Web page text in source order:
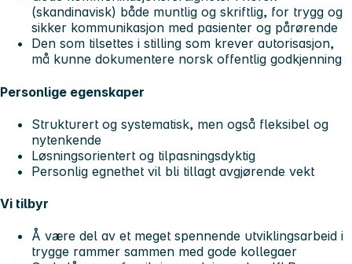
(skandinavisk) både muntlig og skriftlig, for trygg og
sikker kommunikasjon med pasienter og pårørende
Den som tilsettes i stilling som krever autorisasjon,
må kunne dokumentere norsk offentlig godkjenning
Personlige egenskaper
Strukturert og systematisk, men også fleksibel og
nytenkende
Løsningsorientert og tilpasningsdyktig
Personlig egnethet vil bli tillagt avgjørende vekt
Vi tilbyr
Å være del av et meget spennende utviklingsarbeid i
trygge rammer sammen med gode kollegaer